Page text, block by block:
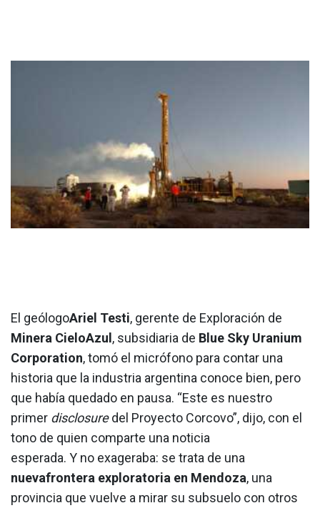
El geólogoAriel Testi, gerente de Exploración de
Minera CieloAzul , subsidiaria de Blue Sky Uranium
Corporation, tomó el micrófono para contar una
historia que la industria argentina conoce bien, pero
que había quedado en pausa. “Este es nuestro
primer disclosuredel Proyecto Corcovo”, dijo, con el
tono de quien comparte una noticia
esperada. Y no exageraba: se trata de una
nuevafrontera exploratoria en Mendoza, una
provincia que vuelve a mirar su subsuelo con otros